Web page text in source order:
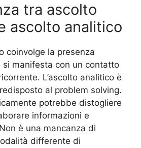
tra ascolto
ascolto analitico
coinvolge la presenza
si manifesta con un contatto
L’ascolto analitico è
al problem solving.
potrebbe distogliere
informazioni e
è una mancanza di
differente di